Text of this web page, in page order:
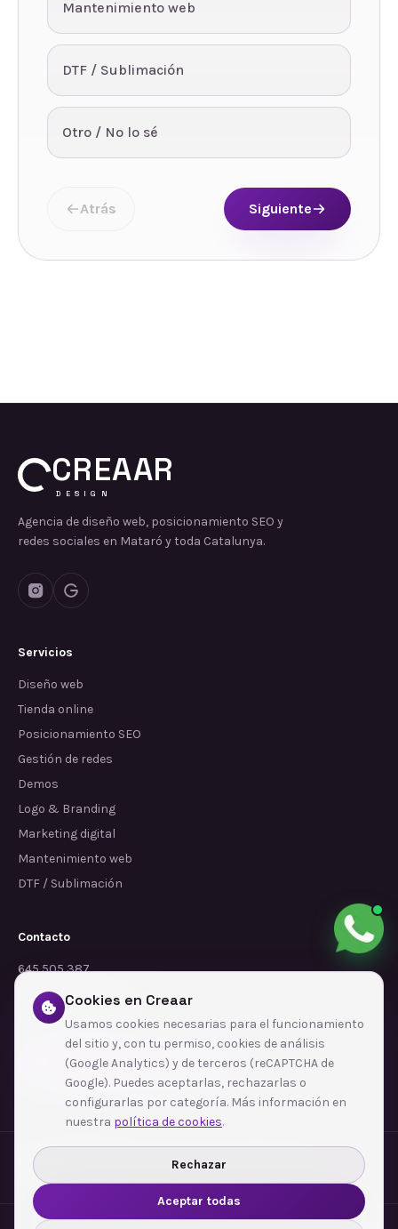
Mantenimiento web
DTF / Sublimación
Otro / No lo sé
Atrás Siguiente
CREAAR
DESIGN
Agencia de diseño web, posicionamiento SEO y
redes sociales en Mataró y toda Catalunya.
Servicios
Diseño web
Tienda online
Posicionamiento SEO
Gestión de redes
Demos
Logo & Branding
Marketing digital
Mantenimiento web
DTF / Sublimación
Contacto
645 505 387
info@dependalium.com
Mataró( Barcelona)
Déjanos tu reseña en Google
Zonas de cobertura Terrassa·Sabadell
Sant Cugat del Vallès
Cookies en Creaar
Usamos cookies necesarias para el funcionamiento
del sitio y, con tu permiso, cookies de análisis
(Google Analytics) y de terceros (reCAPTCHA de
Google). Puedes aceptarlas, rechazarlas o
configurarlas por categoría. Más información en
nuestra política de cookies.
Rechazar
Aceptar todas